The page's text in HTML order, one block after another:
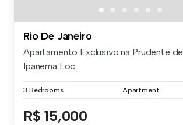
Rio De Janeiro
Apartamento Exclusivo na Prudente
Ipanema Loc...
3 Bedrooms Apartment
R$ 15,000